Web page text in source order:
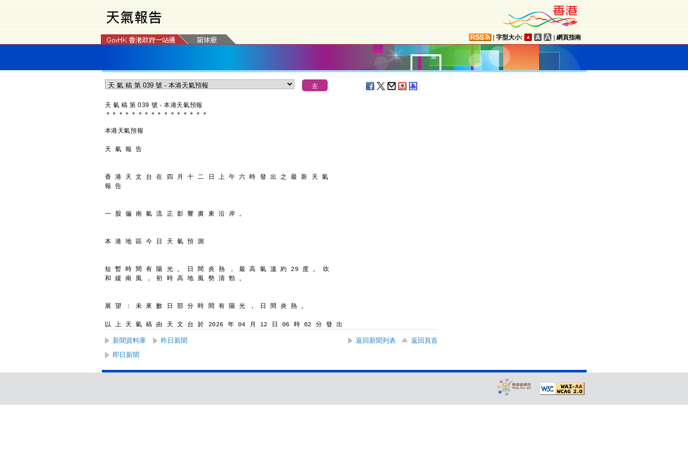
字型大小: 網頁指南
天 氣 稿 第 039 號 - 本港天氣預報
＊ ＊ ＊ ＊ ＊ ＊ ＊ ＊ ＊ ＊ ＊ ＊ ＊ ＊ ＊ ＊
本港天氣預報
天 氣 報 告
香 港 天 文 台 在 四 月 十 二 日 上 午 六 時 發 出 之 最 新 天 氣
報 告
一 股 偏 南 氣 流 正 影 響 廣 東 沿 岸 。
本 港 地 區 今 日 天 氣 預 測
短 暫 時 間 有 陽 光 。 日 間 炎 熱 ， 最 高 氣 溫 約 29 度 。 吹
和 緩 南 風 ， 初 時 高 地 風 勢 清 勁 。
展 望 ： 未 來 數 日 部 分 時 間 有 陽 光 ， 日 間 炎 熱 。
以 上 天 氣 稿 由 天 文 台 於 2026 年 04 月 12 日 06 時 02 分 發 出
新聞資料庫 昨日新聞 返回新聞列表
返回頁首
即日新聞